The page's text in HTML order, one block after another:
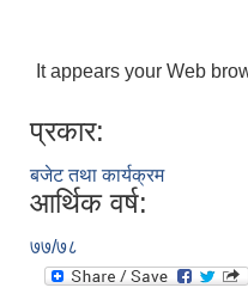
It appears your Web
प्रकार:
बजेट तथा कार्यक्रम
आर्थिक वर्ष:
७७/७८